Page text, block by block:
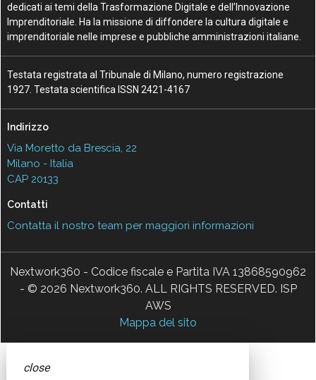
dedicati ai temi della Trasformazione Digitale e dell’Innovazione
Imprenditoriale. Ha la missione di diffondere la cultura digitale e
imprenditoriale nelle imprese e pubbliche amministrazioni italiane.
Testata registrata al Tribunale di Milano, numero registrazione
1927. Testata scientifica ISSN 2421-4167
Indirizzo
Via Moretto da Brescia, 22
Milano - Italia
CAP 20133
Contatti
Contatta il nostro team per maggiori informazioni
Nextwork360 - Codice fiscale e Partita IVA 13868590962
- © 2026 Nextwork360. ALL RIGHTS RESERVED. ISP
AWS
Mappa del sito
close